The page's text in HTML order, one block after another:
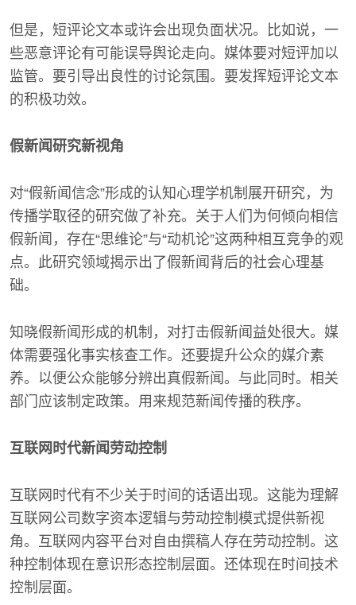
但是，短评论文本或许会出现负面状况。比如说，一
些恶意评论有可能误导舆论走向。媒体要对短评加以
监管。要引导出良性的讨论氛围。要发挥短评论文本
的积极功效。
假新闻研究新视角
对“假新闻信念”形成的认知心理学机制展开研究，为
传播学取径的研究做了补充。关于人们为何倾向相信
假新闻，存在“思维论”与“动机论”这两种相互竞争的观
点。此研究领域揭示出了假新闻背后的社会心理基
础。
知晓假新闻形成的机制，对打击假新闻益处很大。媒
体需要强化事实核查工作。还要提升公众的媒介素
养。以便公众能够分辨出真假新闻。与此同时。相关
部门应该制定政策。用来规范新闻传播的秩序。
互联网时代新闻劳动控制
互联网时代有不少关于时间的话语出现。这能为理解
互联网公司数字资本逻辑与劳动控制模式提供新视
角。互联网内容平台对自由撰稿人存在劳动控制。这
种控制体现在意识形态控制层面。还体现在时间技术
控制层面。